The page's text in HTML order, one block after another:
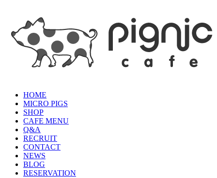
HOME
MICRO PIGS
SHOP
CAFE MENU
Q&A
RECRUIT
CONTACT
NEWS
BLOG
RESERVATION